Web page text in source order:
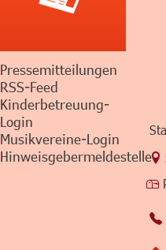
Pressemitteilungen
RSS-Feed
Kinderbetreuung-
Login
Musikvereine-Login
Hinweisgebermeldestelle